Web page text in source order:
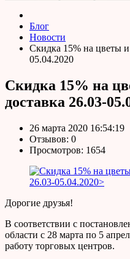
Блог
Новости
Скидка 15% на цветы и
05.04.2020
Скидка 15% на
доставка 26.03-
26 марта 2020 16:54:19
Отзывов: 0
Просмотров: 1654
Дорогие друзья!
В соответствии с
области с 28 марта по 5
работу торговых центров.